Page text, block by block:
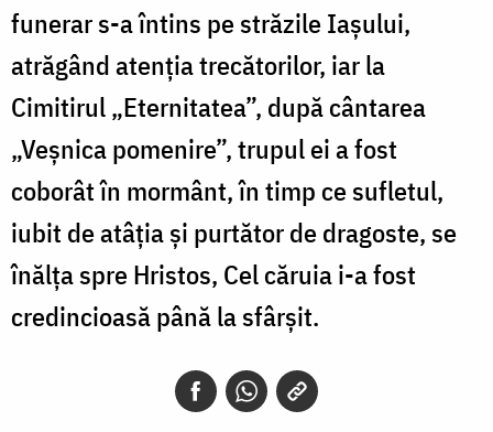
funerar s-a întins pe străzile Iașului,
atrăgând atenția trecătorilor, iar la
Cimitirul „Eternitatea”, după cântarea
„Veșnica pomenire”, trupul ei a fost
coborât în mormânt, în timp ce sufletul,
iubit de atâția și purtător de dragoste, se
înălța spre Hristos, Cel căruia i-a fost
credincioasă până la sfârșit.